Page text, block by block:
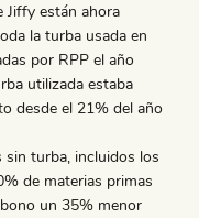
Jiffy están ahora
la turba usada en
por RPP el año
utilizada estaba
desde el 21% del año
sin turba, incluidos los
de materias primas
un 35% menor